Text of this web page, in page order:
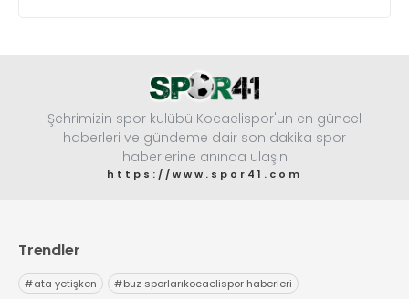
Şehrimizin spor kulübü Kocaelispor'un en güncel
haberleri ve gündeme dair son dakika spor
haberlerine anında ulaşın
https://www.spor41.com
Trendler
#ata yetişken #buz sporlarıkocaelispor haberleri